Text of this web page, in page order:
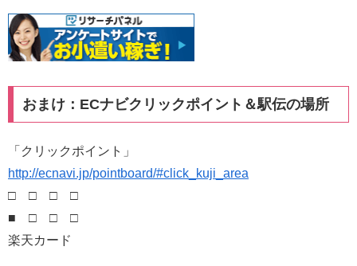
おまけ：ECナビクリックポイント＆駅伝の場所
「クリックポイント」
http://ecnavi.jp/pointboard/#click_kuji_area
□ □ □ □
■ □ □ □
楽天カード